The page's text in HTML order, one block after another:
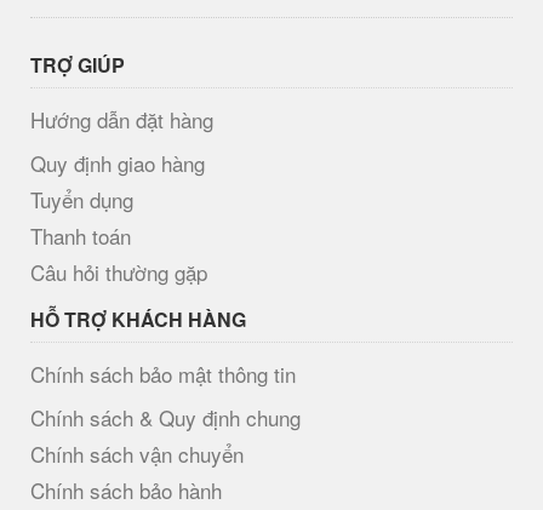
TRỢ GIÚP
Hướng dẫn đặt hàng
Quy định giao hàng
Tuyển dụng
Thanh toán
Câu hỏi thường gặp
HỖ TRỢ KHÁCH HÀNG
Chính sách bảo mật thông tin
Chính sách & Quy định chung
Chính sách vận chuyển
Chính sách bảo hành